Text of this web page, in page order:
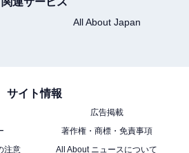
All About Japan
サイト情報
広告掲載
著作権・商標・免責事項
注意
All About ニュースについて